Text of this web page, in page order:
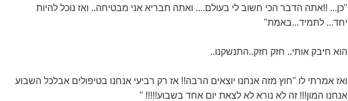
"כן... !!אתה הדבר הכי חשוב לי בעולם.... ואתה תבריא אני מבטיחה.. ואז נוכל להיות
יחד... לתמיד...באמת"
הוא חיבק אותי.. חזק חזק..התנשקנו..
ואז אמרתי לו "חוץ מזה אנחנו יוצאים הרבה!! אז רק רביעי אנחנו בטיפולים אבלכל השבוע
אנחנו המון!!! זה לא נורא לא לצאת יום אחד בשבוע!!!!! "